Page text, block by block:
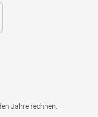
Jahre rechnen.